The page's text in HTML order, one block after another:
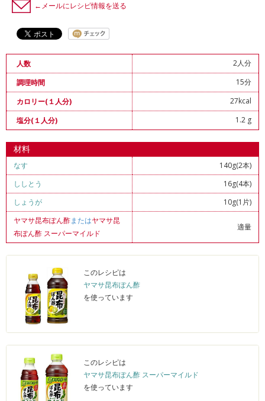
←メールにレシピ情報を送る
人数
2人分
調理時間
15分
カロリー(１人分)
27kcal
塩分(１人分)
1.2 g
材料
なす
140g(2本)
ししとう
16g(4本)
しょうが
10g(1片)
ヤマサ昆布ぽん酢またはヤマサ昆
布ぽん酢 スーパーマイルド
適量
このレシピは
ヤマサ昆布ぽん酢
を使っています
このレシピは
ヤマサ昆布ぽん酢 スーパーマイルド
を使っています